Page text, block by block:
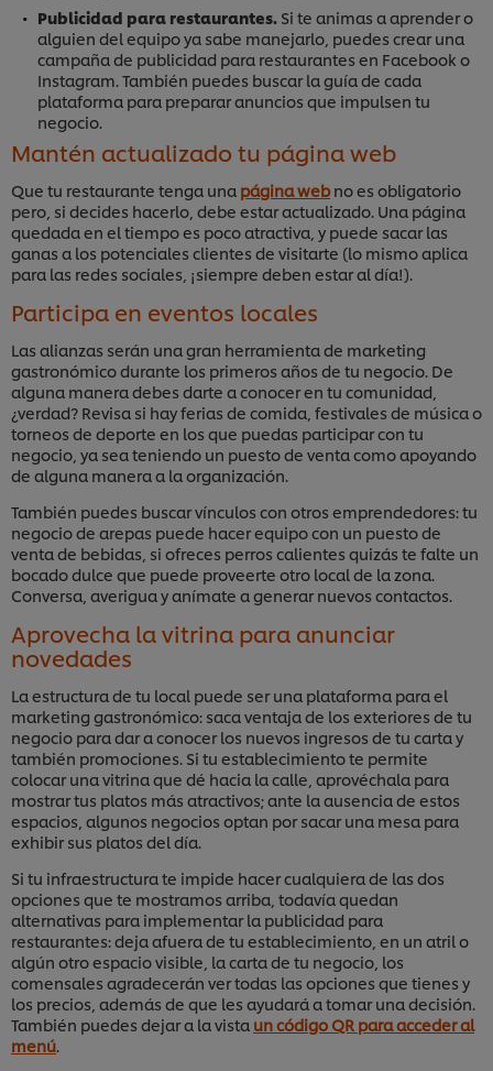
Publicidad para restaurantes. Si te animas a aprender o
alguien del equipo ya sabe manejarlo, puedes crear una
campaña de publicidad para restaurantes en Facebook o
Instagram. También puedes buscar la guía de cada
plataforma para preparar anuncios que impulsen tu
negocio.
Mantén actualizado tu página web
Que tu restaurante tenga una página webno es obligatorio
pero, si decides hacerlo, debe estar actualizado. Una página
quedada en el tiempo es poco atractiva, y puede sacar las
ganas a los potenciales clientes de visitarte (lo mismo aplica
para las redes sociales, ¡siempre deben estar al día!).
Participa en eventos locales
Las alianzas serán una gran herramienta de marketing
gastronómico durante los primeros años de tu negocio. De
alguna manera debes darte a conocer en tu comunidad,
¿verdad? Revisa si hay ferias de comida, festivales de música o
torneos de deporte en los que puedas participar con tu
negocio, ya sea teniendo un puesto de venta como apoyando
de alguna manera a la organización.
También puedes buscar vínculos con otros emprendedores: tu
negocio de arepas puede hacer equipo con un puesto de
venta de bebidas, si ofreces perros calientes quizás te falte un
bocado dulce que puede proveerte otro local de la zona.
Conversa, averigua y anímate a generar nuevos contactos.
Aprovecha la vitrina para anunciar
novedades
La estructura de tu local puede ser una plataforma para el
marketing gastronómico: saca ventaja de los exteriores de tu
negocio para dar a conocer los nuevos ingresos de tu carta y
también promociones. Si tu establecimiento te permite
colocar una vitrina que dé hacia la calle, aprovéchala para
mostrar tus platos más atractivos; ante la ausencia de estos
espacios, algunos negocios optan por sacar una mesa para
exhibir sus platos del día.
Si tu infraestructura te impide hacer cualquiera de las dos
opciones que te mostramos arriba, todavía quedan
alternativas para implementar la publicidad para
restaurantes: deja afuera de tu establecimiento, en un atril o
algún otro espacio visible, la carta de tu negocio, los
comensales agradecerán ver todas las opciones que tienes y
los precios, además de que les ayudará a tomar una decisión.
También puedes dejar a la vista un código QR para acceder al
menú